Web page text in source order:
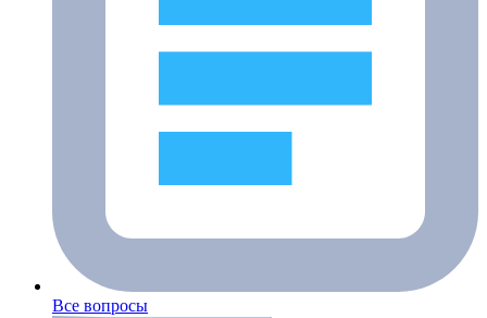
Все вопросы